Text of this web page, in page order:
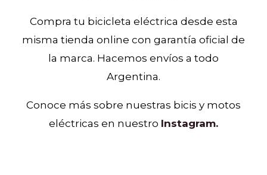
Compra tu bicicleta eléctrica desde esta
misma tienda online con garantía oficial de
la marca. Hacemos envíos a todo
Argentina.
Conoce más sobre nuestras bicis y motos
eléctricas en nuestro Instagram.